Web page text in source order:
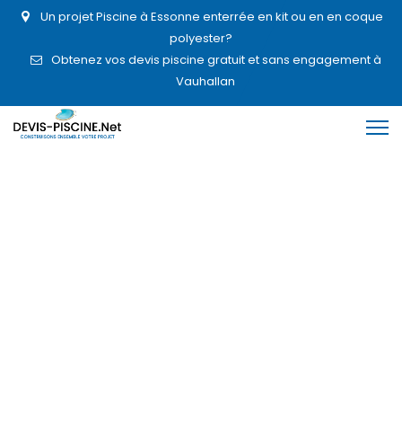
Un projet Piscine à Essonne enterrée en kit ou en en coque
polyester?
Obtenez vos devis piscine gratuit et sans engagement à
Vauhallan